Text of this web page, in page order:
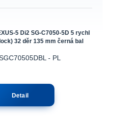
5 Di2 SG-C7050-5D 5 rychl
32 děr 135 mm černá bal
- PL
Detail